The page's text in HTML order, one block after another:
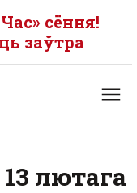
сёння!
заўтра
лютага